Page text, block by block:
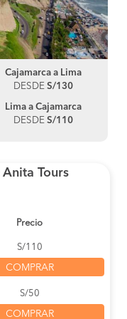
Cajamarca a Lima
DESDE S/130
Lima a Cajamarca
DESDE S/110
Anita Tours
Precio
S/110
COMPRAR
S/50
COMPRAR